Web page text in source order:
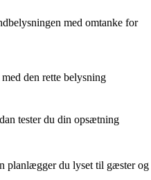
med omtanke for
den rette belysning
tester du din opsætning
planlægger du lyset til gæster og